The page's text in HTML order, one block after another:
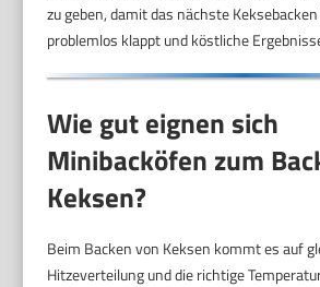
zu geben, damit das nächste
problemlos klappt und köstliche
Wie gut eignen sich
Minibacköfen zum
Keksen?
Beim Backen von Keksen kommt es auf
Hitzeverteilung und die richtige